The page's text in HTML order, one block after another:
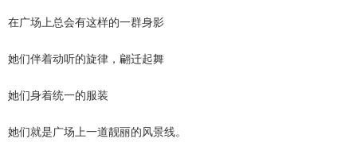
在广场上总会有这样的一群身影
她们伴着动听的旋律，翩迁起舞
她们身着统一的服装
她们就是广场上一道靓丽的风景线。